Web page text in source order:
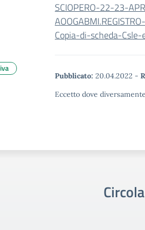
SCIOPERO-22-23-
Copia-di-scheda-
Pubblicato: 20.04.2022 -
Eccetto dove